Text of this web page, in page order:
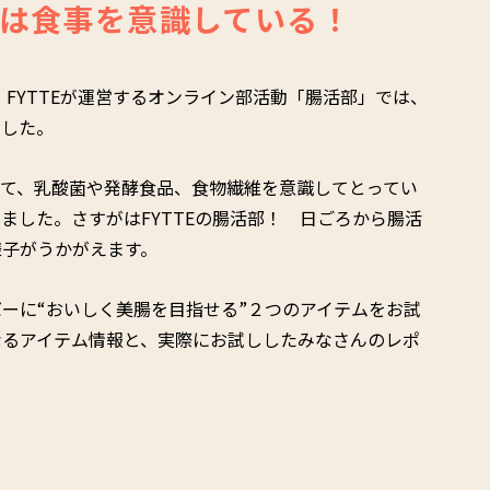
食事を意識している！
が運営するオンライン部活動「腸活部」では、
た。
、乳酸菌や発酵食品、食物繊維を意識してとってい
した。さすがはFYTTEの腸活部！ 日ごろから腸活
がうかがえます。
に“おいしく美腸を目指せる”２つのアイテムをお試
アイテム情報と、実際にお試ししたみなさんのレポ